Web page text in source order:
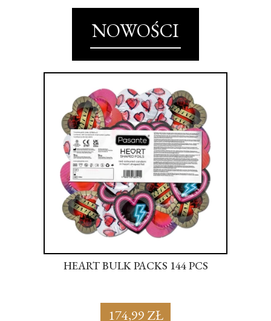
NOWOŚCI
HEART BULK PACKS 144 PCS
174,99 ZŁ